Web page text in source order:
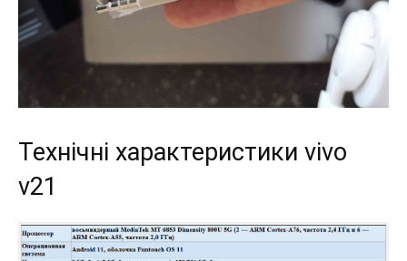
Технічні характеристики vivo
v21